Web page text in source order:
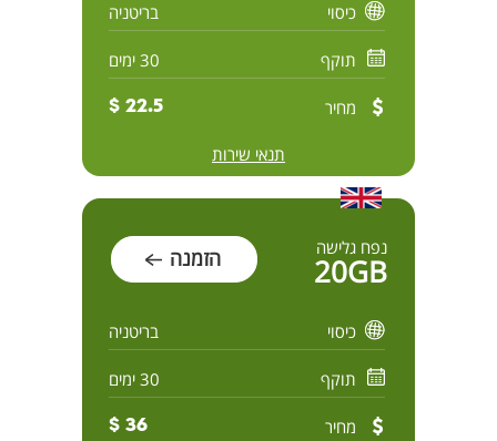
כיסוי בריטניה
תוקף 30 ימים
מחיר 22.5 $
תנאי שירות
נפח גלישה
20GB הזמנה
כיסוי בריטניה
תוקף 30 ימים
מחיר 36 $